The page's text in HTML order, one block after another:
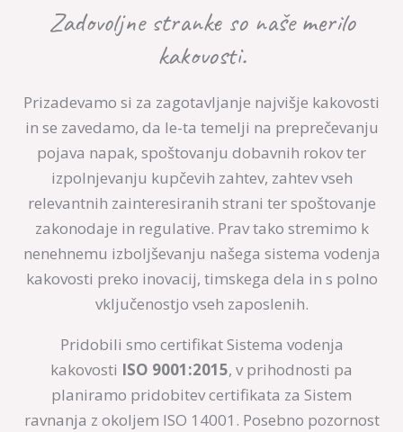
Zadovoljne stranke so naše merilo
kakovosti.
Prizadevamo si za zagotavljanje najvišje kakovosti
in se zavedamo, da le-ta temelji na preprečevanju
pojava napak, spoštovanju dobavnih rokov ter
izpolnjevanju kupčevih zahtev, zahtev vseh
relevantnih zainteresiranih strani ter spoštovanje
zakonodaje in regulative. Prav tako stremimo k
nenehnemu izboljševanju našega sistema vodenja
kakovosti preko inovacij, timskega dela in s polno
vključenostjo vseh zaposlenih.
Pridobili smo certifikat Sistema vodenja
kakovosti ISO 9001:2015, v prihodnosti pa
planiramo pridobitev certifikata za Sistem
ravnanja z okoljem ISO 14001. Posebno pozornost